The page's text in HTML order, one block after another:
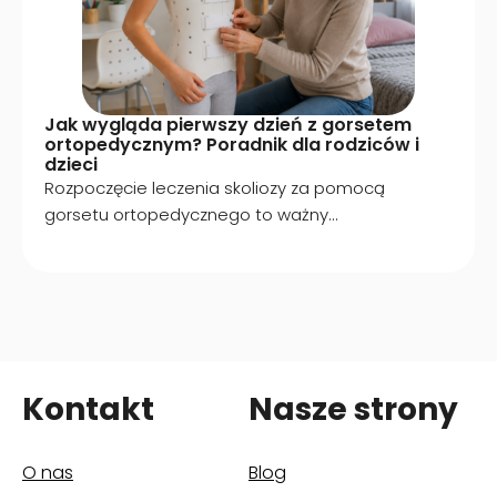
Jak wygląda pierwszy dzień z gorsetem
ortopedycznym? Poradnik dla rodziców i
dzieci
Rozpoczęcie leczenia skoliozy za pomocą
gorsetu ortopedycznego to ważny...
Kontakt
O nas
Nasze strony
Blog